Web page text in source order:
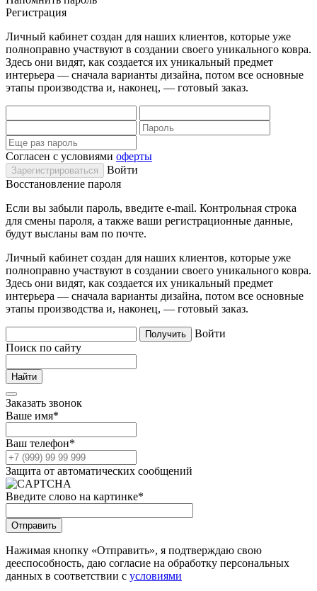
Регистрация
Личный кабинет создан для наших клиентов, которые уже
полноправно участвуют в создании своего уникального ковра.
Здесь они видят, как создается их уникальный предмет
интерьера — сначала варианты дизайна, потом все основные
этапы производства и, наконец, — готовый заказ.
Согласен с условиями оферты
Войти
Восстановление пароля
Если вы забыли пароль, введите e-mail. Контрольная строка
для смены пароля, а также ваши регистрационные данные,
будут высланы вам по почте.
Личный кабинет создан для наших клиентов, которые уже
полноправно участвуют в создании своего уникального ковра.
Здесь они видят, как создается их уникальный предмет
интерьера — сначала варианты дизайна, потом все основные
этапы производства и, наконец, — готовый заказ.
Войти
Поиск по сайту
Заказать звонок
Ваше имя*
Ваш телефон*
Защита от автоматических сообщений
Введите слово на картинке*
Нажимая кнопку «Отправить», я подтверждаю свою
дееспособность, даю согласие на обработку персональных
данных в соответствии с условиями